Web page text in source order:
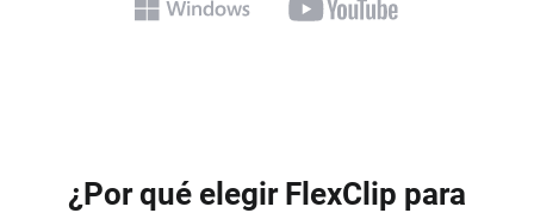
¿Por qué elegir FlexClip para